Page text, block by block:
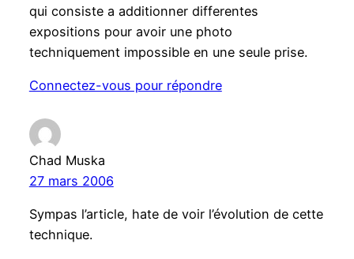
qui consiste a additionner differentes
expositions pour avoir une photo
techniquement impossible en une seule prise.
Connectez-vous pour répondre
Chad Muska
27 mars 2006
Sympas l’article, hate de voir l’évolution de cette
technique.